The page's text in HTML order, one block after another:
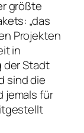
größte
„das
Projekten
in
der Stadt
sind die
jemals für